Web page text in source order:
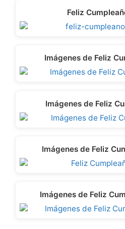
Feliz
Imágenes de Feliz
Imágenes de Feliz
Imágenes de Feliz
Imágenes de Feliz